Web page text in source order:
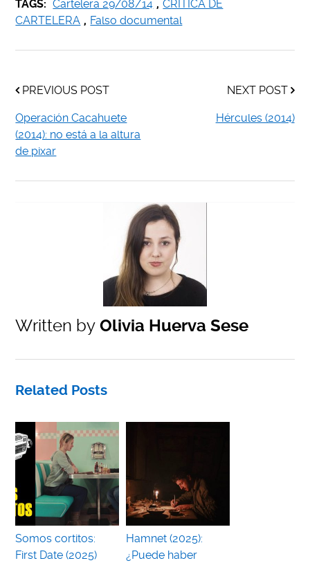
TAGS: Cartelera 29/08/14 , CRÍTICA DE
CARTELERA , Falso documental
PREVIOUS POST
Operación Cacahuete
(2014): no está a la altura
de pixar
NEXT POST
Hércules (2014)
Written by Olivia Huerva Sese
Related Posts
Somos cortitos:
First Date (2025)
Hamnet (2025):
¿Puede haber